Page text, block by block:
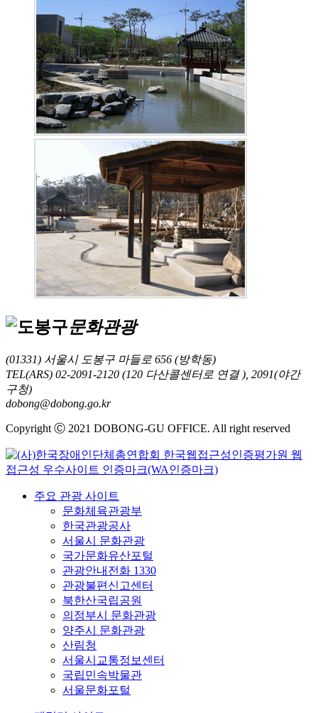
문화관광
(01331) 서울시 도봉구 마들로 656 (방학동)
TEL(ARS) 02-2091-2120 (120 다산콜센터로 연결 ), 2091(야간
구청)
dobong@dobong.go.kr
Copyright Ⓒ 2021 DOBONG-GU OFFICE. All right reserved
주요 관광 사이트
문화체육관광부
한국관광공사
서울시 문화관광
국가문화유산포털
관광안내전화 1330
관광불편신고센터
북한산국립공원
의정부시 문화관광
양주시 문화관광
산림청
서울시교통정보센터
국립민속박물관
서울문화포털